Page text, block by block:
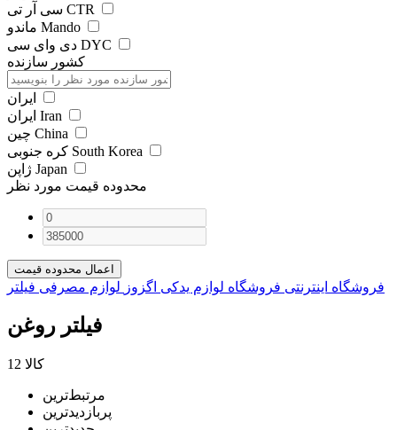
سی آر تی CTR
ماندو Mando
دی وای سی DYC
کشور سازنده
ایران Iran
چین China
کره جنوبی South Korea
ژاپن Japan
محدوده قیمت مورد نظر
اعمال محدوده قیمت
فروشگاه اینترنتی فروشگاه لوازم یدکی اگزوز لوازم مصرفی فیلتر
فیلتر روغن
12 کالا
مرتبط‌ترین
پربازدیدترین